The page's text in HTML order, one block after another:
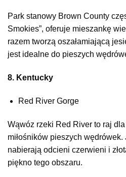
Park stanowy Brown County
Smokies”, oferuje mieszankę
razem tworzą oszałamiającą
jest idealne do pieszych
8. Kentucky
Red River Gorge
Wąwóz rzeki Red River to raj
miłośników pieszych
nabierają odcieni czerwieni i
piękno tego obszaru.